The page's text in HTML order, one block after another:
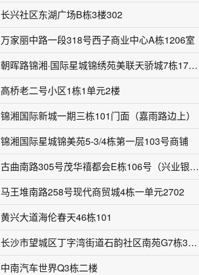
长兴社区东湖广场B栋3楼302
万家丽中路一段318号西子商业中心A栋1206室
朝晖路锦湘·国际星城锦绣苑美联天骄城7栋1701-03
高桥老二号小区1栋1单元2楼
锦湘国际新城一期三栋101门面（嘉雨路边上）
锦湘国际星城锦美苑5-3/4栋第一层103号商铺
古曲南路305号茂华禧都会E栋106号（兴业银行2楼）
马王堆南路258号现代商贸城4栋一单元2702
黄兴大道海伦春天46栋101
长沙市望城区丁字湾街道石韵社区南苑G7栋3单元
中南汽车世界Q3栋二楼